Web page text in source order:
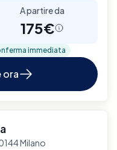
A partire da
175€
immediata
ora
Milano